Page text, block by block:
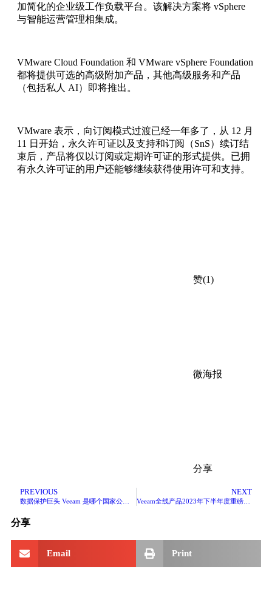
加简化的企业级工作负载平台。该解决方案将 vSphere
与智能运营管理相集成。
VMware Cloud Foundation 和 VMware vSphere Foundation
都将提供可选的高级附加产品，其他高级服务和产品
（包括私人 AI）即将推出。
VMware 表示，向订阅模式过渡已经一年多了，从 12 月
11 日开始，永久许可证以及支持和订阅（SnS）续订结
束后，产品将仅以订阅或定期许可证的形式提供。已拥
有永久许可证的用户还能够继续获得使用许可和支持。
赞(1)
微海报
分享
PREVIOUS NEXT
Veeam全线产品2023年下半年度重磅更新
分享
Email Print